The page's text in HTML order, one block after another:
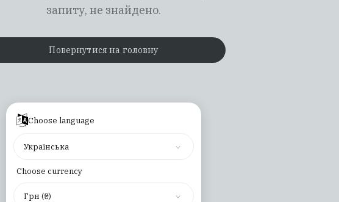
запиту, не знайдено.
Повернутися на головну
Choose language
Українська
Choose currency
Грн (₴)